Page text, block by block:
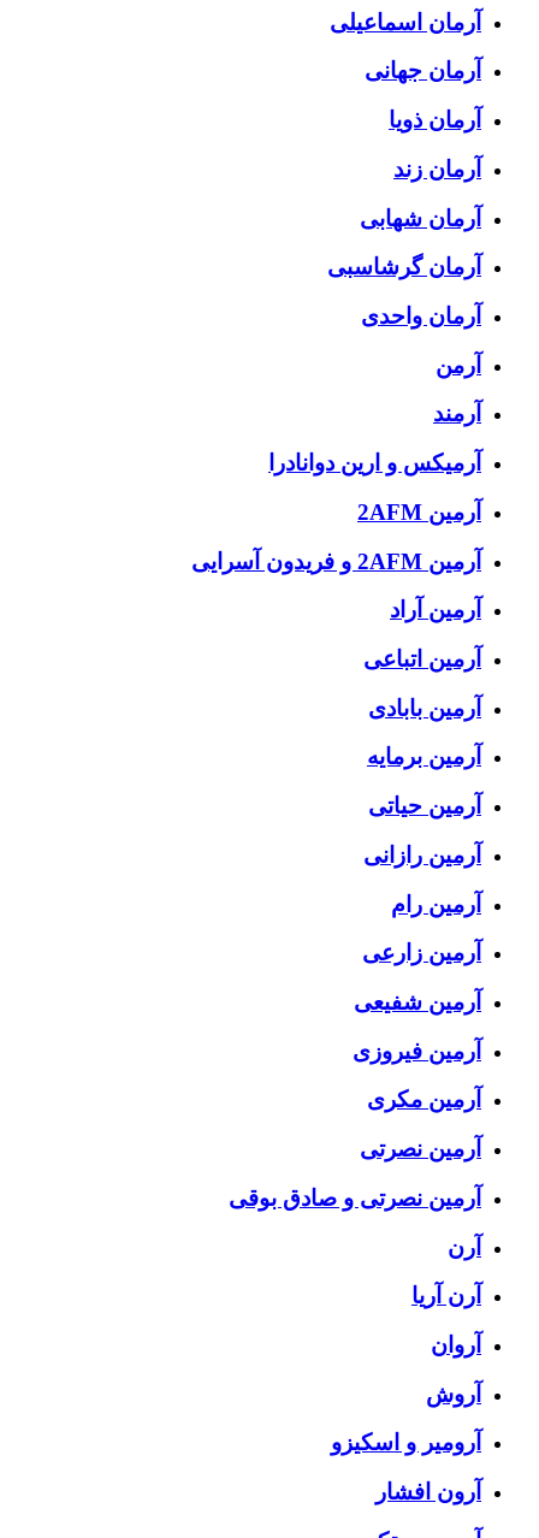
آرمان اسماعیلی
آرمان جهانی
آرمان ذویا
آرمان زند
آرمان شهابی
آرمان گرشاسبی
آرمان واحدی
آرمن
آرمند
آرمیکس و ارین دوانادرا
آرمین 2AFM
آرمین 2AFM و فریدون آسرایی
آرمین آراد
آرمین اتباعی
آرمین بابادی
آرمین برمایه
آرمین حیاتی
آرمین رازانی
آرمین رام
آرمین زارعی
آرمین شفیعی
آرمین فیروزی
آرمین مکری
آرمین نصرتی
آرمین نصرتی و صادق بوقی
آرن
آرن آریا
آروان
آروش
آرومیر و اسکیزو
آرون افشار